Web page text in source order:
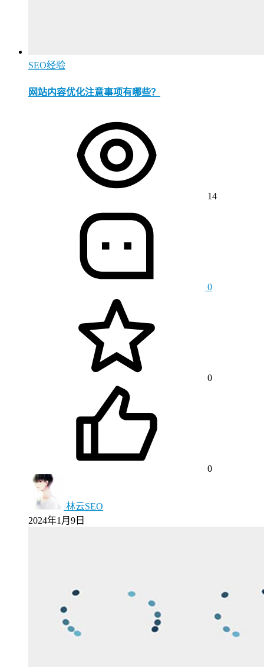
SEO经验
网站内容优化注意事项有哪些？
14
0
0
0
林云SEO
2024年1月9日